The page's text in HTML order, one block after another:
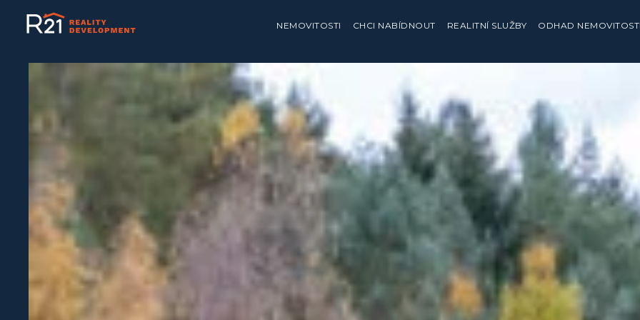
NEMOVITOSTI CHCI NABÍDNOUT REALITNÍ SLUŽBY ODHAD NEMOVITOSTI